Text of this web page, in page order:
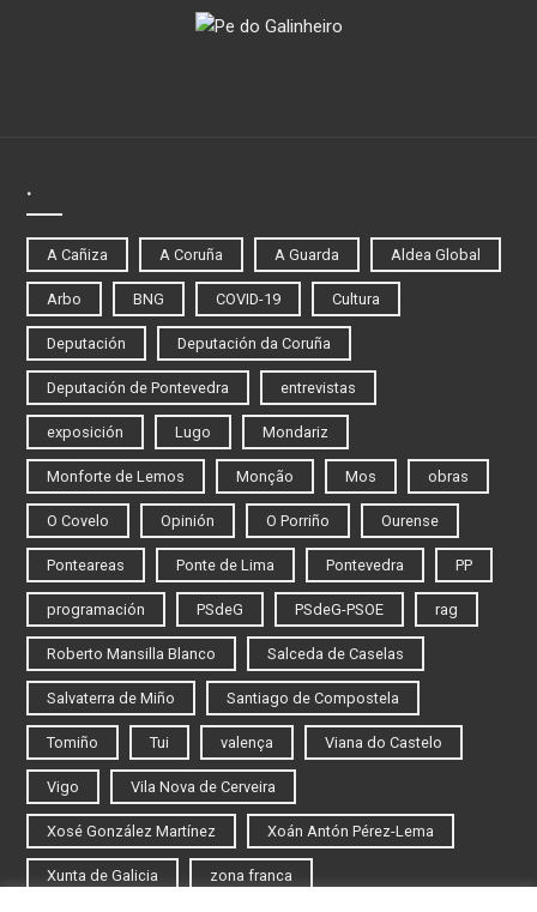
.
A Cañiza A Coruña A Guarda Aldea Global
Arbo BNG COVID-19 Cultura
Deputación Deputación da Coruña
Deputación de Pontevedra entrevistas
exposición Lugo Mondariz
Monforte de Lemos Monção Mos obras
O Covelo Opinión O Porriño Ourense
Ponteareas Ponte de Lima Pontevedra PP
programación PSdeG PSdeG-PSOE rag
Roberto Mansilla Blanco Salceda de Caselas
Salvaterra de Miño Santiago de Compostela
Tomiño Tui valença Viana do Castelo
Vigo Vila Nova de Cerveira
Xosé González Martínez Xoán Antón Pérez-Lema
Xunta de Galicia zona franca